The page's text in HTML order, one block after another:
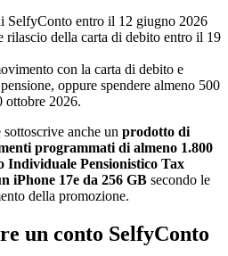
SelfyConto entro il 12 giugno 2026
rilascio della carta di debito entro il 19
con la carta di debito e
oppure spendere almeno 500
ottobre 2026.
anche un prodotto di
programmati di almeno 1.800
Individuale Pensionistico Tax
iPhone 17e da 256 GB secondo le
della promozione.
un conto SelfyConto